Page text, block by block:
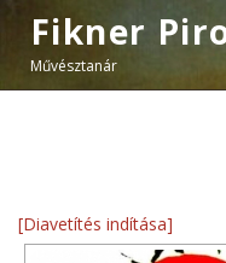
Fikner
Művésztanár
[Diavetítés indítása]